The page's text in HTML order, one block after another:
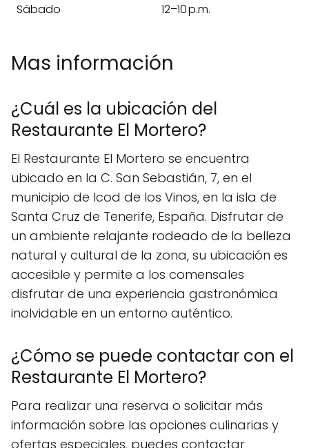
Sábado
12–10 p.m.
Mas información
¿Cuál es la ubicación del
Restaurante El Mortero?
El Restaurante El Mortero se encuentra
ubicado en la C. San Sebastián, 7, en el
municipio de Icod de los Vinos, en la isla de
Santa Cruz de Tenerife, España. Disfrutar de
un ambiente relajante rodeado de la belleza
natural y cultural de la zona, su ubicación es
accesible y permite a los comensales
disfrutar de una experiencia gastronómica
inolvidable en un entorno auténtico.
¿Cómo se puede contactar con el
Restaurante El Mortero?
Para realizar una reserva o solicitar más
información sobre las opciones culinarias y
ofertas especiales, puedes contactar